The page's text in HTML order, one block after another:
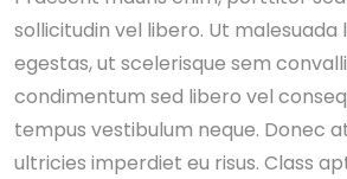
sollicitudin vel libero. Ut malesuada
egestas, ut scelerisque sem
condimentum sed libero vel
tempus vestibulum neque. Donec
ultricies imperdiet eu risus. Class